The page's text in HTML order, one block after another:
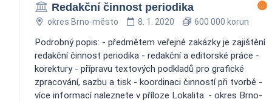
Redakční činnost periodika
okres Brno-město 8. 1. 2020 600 000 korun
Podrobný popis: - předmětem veřejné zakázky je zajištění
redakční činnost periodika - redakční a editorské práce -
korektury - přípravu textových podkladů pro grafické
zpracování, sazbu a tisk - koordinaci činností při tvorbě -
více informací naleznete v příloze Lokalita: - okres Brno-